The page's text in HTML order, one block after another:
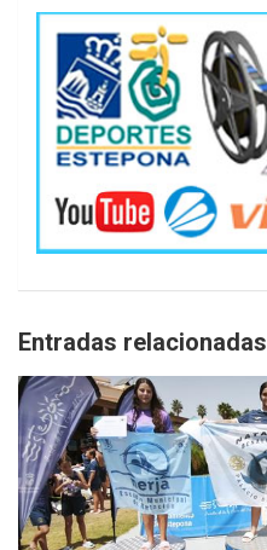
Entradas relacionadas